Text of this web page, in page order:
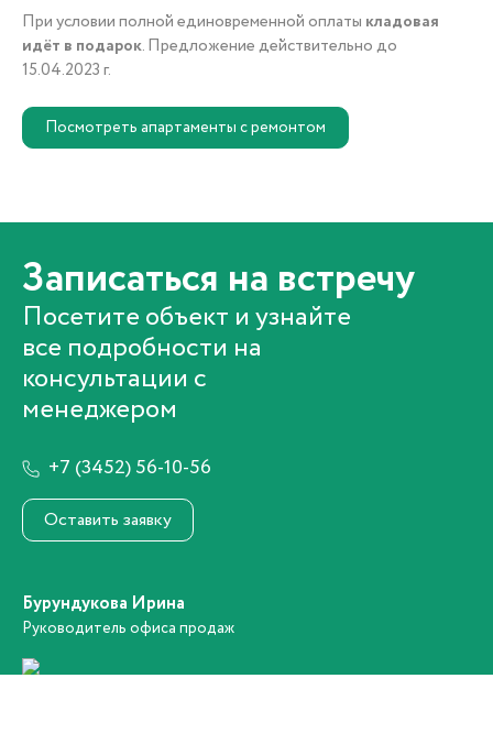
При условии полной единовременной оплаты кладовая
идёт в подарок. Предложение действительно до
15.04.2023 г.
Посмотреть апартаменты с ремонтом
Бурундукова Ирина
Руководитель офиса продаж
Записаться на встречу
Посетите объект и узнайте
все подробности на
консультации с
менеджером
+7 (3452) 56-10-56
Оставить заявку